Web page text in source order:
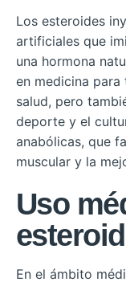
Los esteroides
artificiales que
una hormona
en medicina
salud, pero
deporte y el
anabólicas, que
muscular y la
Uso
En el ámbito